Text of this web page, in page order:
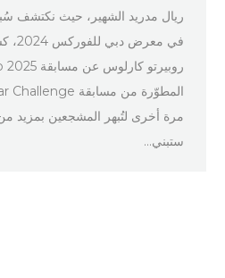
ريال مدريد الشهير، حيث نكتشف
في
مرة أخرى لتُبهر المشجعين بمزيد
ستبني…